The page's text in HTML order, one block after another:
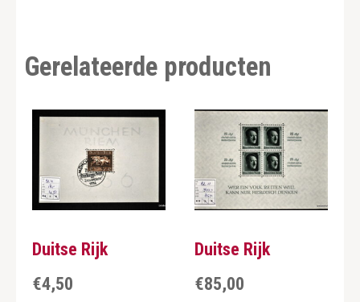
Gerelateerde producten
Duitse Rijk
€4,50
Duitse Rijk
€85,00